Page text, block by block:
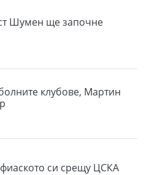
Шумен ще започне
клубове, Мартин
си срещу ЦСКА